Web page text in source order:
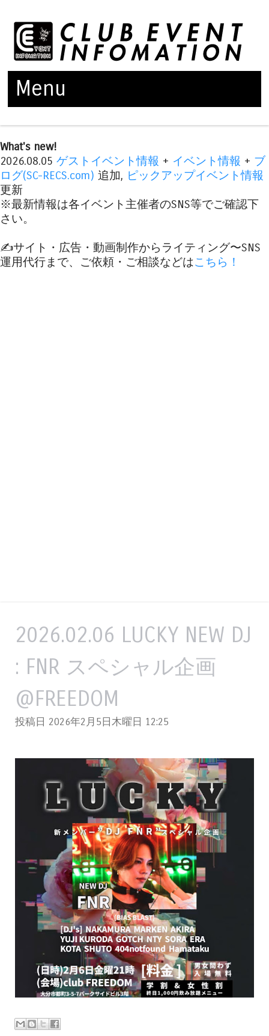
Menu
What's new!
2026.08.05 ゲストイベント情報 + イベント情報 + ブ
ログ(SC-RECS.com) 追加, ピックアップイベント情報
更新
※最新情報は各イベント主催者のSNS等でご確認下
さい。
✍️サイト・広告・動画制作からライティング〜SNS
運用代行まで、ご依頼・ご相談などはこちら！
2026.02.06 LUCKY NEW DJ
: FNR スペシャル企画
@FREEDOM
投稿日 2026年2月5日木曜日 12:25